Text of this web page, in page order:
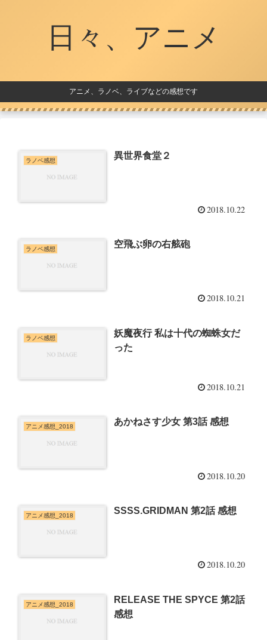
日々、アニメ
アニメ、ラノベ、ライブなどの感想です
ラノベ感想 異世界食堂２
2018.10.22
ラノベ感想 空飛ぶ卵の右舷砲
2018.10.21
ラノベ感想
妖魔夜行 私は十代の蜘蛛女だ
った
2018.10.21
アニメ感想_2018 あかねさす少女 第3話 感想
2018.10.20
アニメ感想_2018 SSSS.GRIDMAN 第2話 感想
2018.10.20
アニメ感想_2018
RELEASE THE SPYCE 第2話
感想